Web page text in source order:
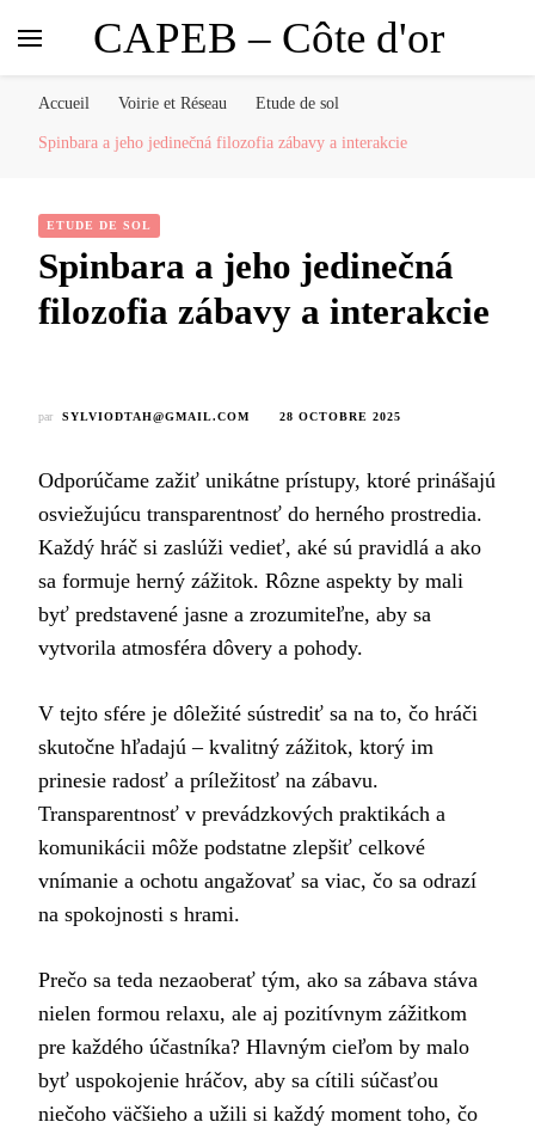
CAPEB – Côte d'or
Accueil Voirie et Réseau Etude de sol
Spinbara a jeho jedinečná filozofia zábavy a interakcie
ETUDE DE SOL
Spinbara a jeho jedinečná
filozofia zábavy a interakcie
par SYLVIODTAH@GMAIL.COM 28 OCTOBRE 2025
Odporúčame zažiť unikátne prístupy, ktoré prinášajú
osviežujúcu transparentnosť do herného prostredia.
Každý hráč si zaslúži vedieť, aké sú pravidlá a ako
sa formuje herný zážitok. Rôzne aspekty by mali
byť predstavené jasne a zrozumiteľne, aby sa
vytvorila atmosféra dôvery a pohody.
V tejto sfére je dôležité sústrediť sa na to, čo hráči
skutočne hľadajú – kvalitný zážitok, ktorý im
prinesie radosť a príležitosť na zábavu.
Transparentnosť v prevádzkových praktikách a
komunikácii môže podstatne zlepšiť celkové
vnímanie a ochotu angažovať sa viac, čo sa odrazí
na spokojnosti s hrami.
Prečo sa teda nezaoberať tým, ako sa zábava stáva
nielen formou relaxu, ale aj pozitívnym zážitkom
pre každého účastníka? Hlavným cieľom by malo
byť uspokojenie hráčov, aby sa cítili súčasťou
niečoho väčšieho a užili si každý moment toho, čo